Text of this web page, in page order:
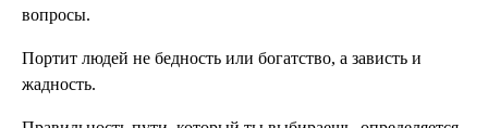
вопросы.
Портит людей не бедность или богатство, а зависть и
жадность.